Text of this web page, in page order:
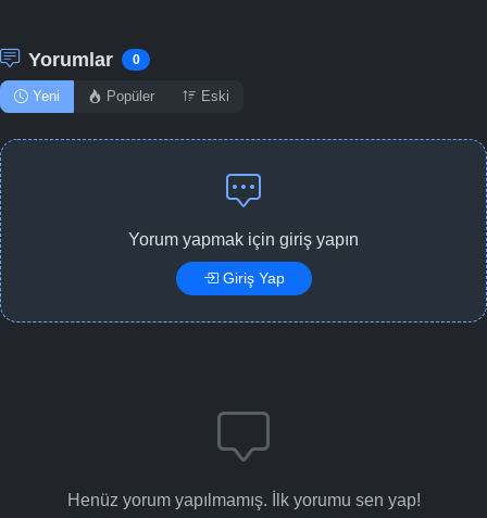
Yorumlar 0
Yeni Popüler Eski
Yorum yapmak için giriş yapın
Giriş Yap
Henüz yorum yapılmamış. İlk yorumu sen yap!